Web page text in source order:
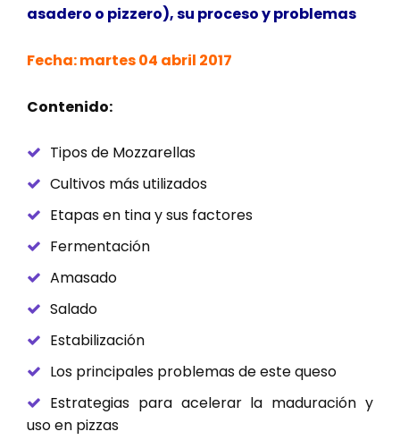
asadero o pizzero), su proceso y problemas
Fecha: martes 04 abril 2017
Contenido:
Tipos de Mozzarellas
Cultivos más utilizados
Etapas en tina y sus factores
Fermentación
Amasado
Salado
Estabilización
Los principales problemas de este queso
Estrategias para acelerar la maduración y
uso en pizzas